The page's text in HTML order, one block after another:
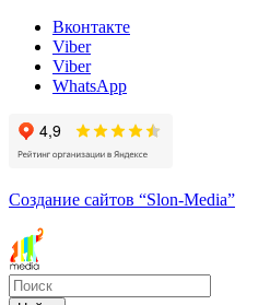
Вконтакте
Viber
Viber
WhatsApp
Создание сайтов “Slon-Media”